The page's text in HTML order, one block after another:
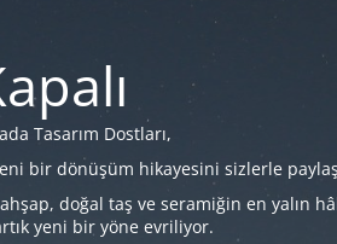
Tasarım Dostları,
bir dönüşüm hikayesini sizlerle
doğal taş ve seramiğin en yalın
yeni bir yöne evriliyor.